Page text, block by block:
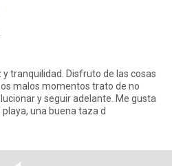
tranquilidad. Disfruto de las cosas
y seguir adelante. Me gusta
una buena taza d